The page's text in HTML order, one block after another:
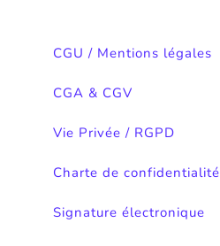
CGU / Mentions légales
CGA & CGV
Vie Privée / RGPD
Charte de confidentialité
Signature électronique